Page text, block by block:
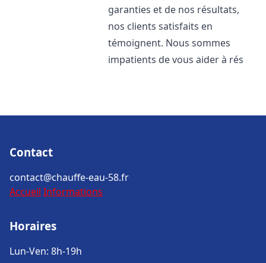
garanties et de nos résultats,
nos clients satisfaits en
témoignent. Nous sommes
impatients de vous aider à rés
Contact
contact@chauffe-eau-58.fr
Accueil Informations
Horaires
Lun-Ven: 8h-19h